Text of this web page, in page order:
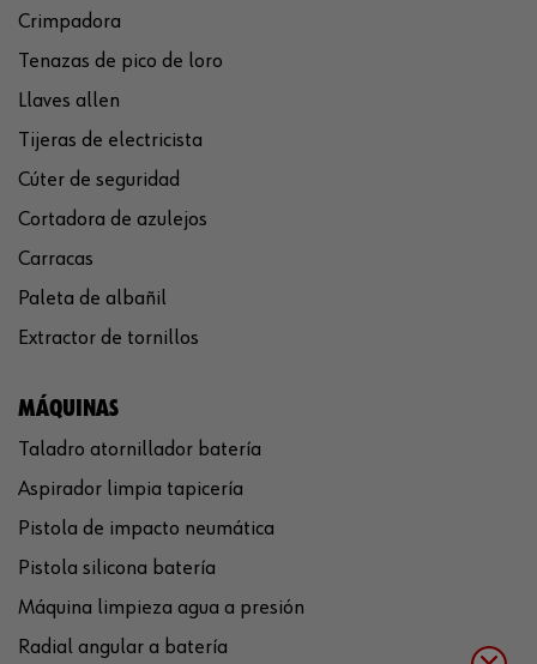
Crimpadora
Tenazas de pico de loro
Llaves allen
Tijeras de electricista
Cúter de seguridad
Cortadora de azulejos
Carracas
Paleta de albañil
Extractor de tornillos
MÁQUINAS
Taladro atornillador batería
Aspirador limpia tapicería
Pistola de impacto neumática
Pistola silicona batería
Máquina limpieza agua a presión
Radial angular a batería